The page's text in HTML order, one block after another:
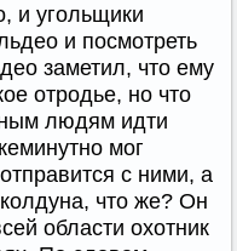
и угольщики
и посмотреть
заметил, что ему
отродье, но что
людям идти
мог
с ними, а
что же? Он
области охотник